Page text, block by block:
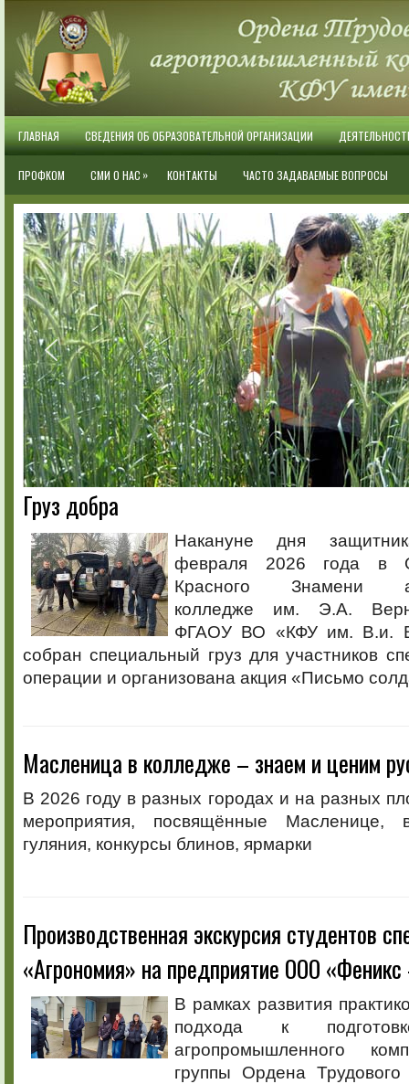
ГЛАВНАЯ СВЕДЕНИЯ ОБ ОБРАЗОВАТЕЛЬНОЙ ОРГАНИЗАЦИИ
ПРОФКОМ СМИ О НАС » КОНТАКТЫ ЧАСТО ЗАДАВАЕМЫЕ ВОПРОСЫ
Груз добра
Накануне дня
февраля 2026 года в
Красного Знамени
колледже им. Э.А.
ФГАОУ ВО «КФУ им. В.и.
собран специальный груз для участников
операции и организована акция «Письмо
Масленица в колледже – знаем и ценим
В 2026 году в разных городах и на разных
мероприятия, посвящённые Масленице,
гуляния, конкурсы блинов, ярмарки
Производственная экскурсия студентов
«Агрономия» на предприятие ООО
В рамках развития
подхода к
агропромышленного
группы Ордена